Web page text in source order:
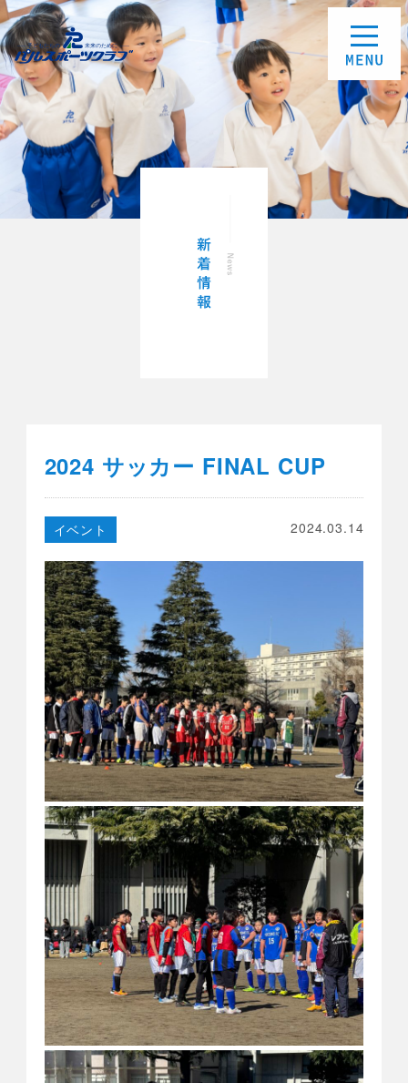
2024 サッカー FINAL CUP
2024.03.14
イベント